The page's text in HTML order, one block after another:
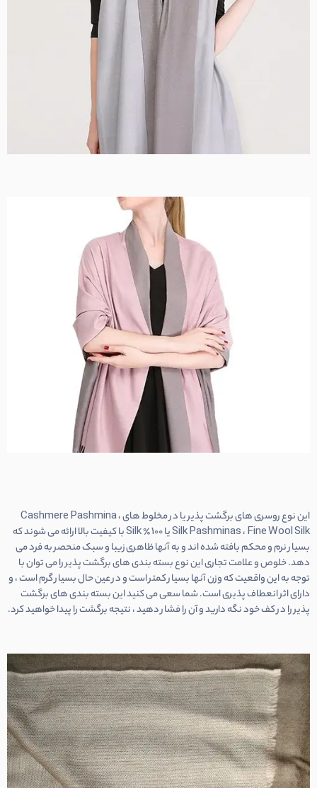
این نوع روسری های برگشت پذیر یا در مخلوط های Cashmere Pashmina ،
Silk Pashminas ، Fine Wool Silk یا 100٪ Silk با کیفیت بالا ارائه می شوند که
بسیار نرم و محکم بافته شده اند و به آنها ظاهری زیبا و سبک منحصر به فرد می
دهد. خلوص و علامت تجاری این نوع بسته بندی های برگشت پذیر را می توان با
توجه به این واقعیت که وزن آنها بسیار کمتر است و در عین حال بسیار گرم است ، و
دارای اثر انعطاف پذیری است. شما سعی می کنید این بسته بندی های برگشت
پذیر را در کف خود نگه دارید و آن را فشار دهید ، نتیجه برگشت را پیدا خواهید کرد.